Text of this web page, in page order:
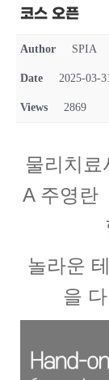
코스 오픈
Author SPIA
Date 2025-03-
Views 2869
물리치
A 주영란
놀라운
을